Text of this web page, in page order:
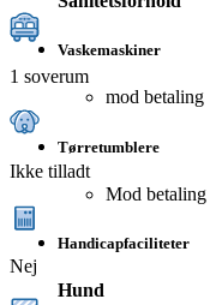
Vaskemaskiner
mod betaling
Tørretumblere
Mod betaling
Handicapfaciliteter
Hund
1 soverum
Ikke tilladt
Nej